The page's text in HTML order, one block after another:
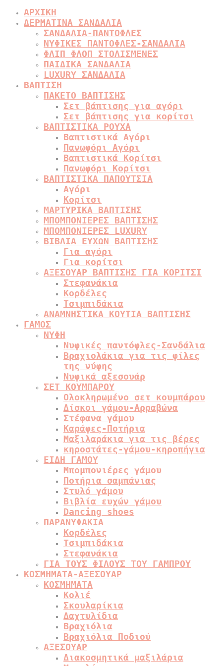
ΑΡΧΙΚΗ
ΔΕΡΜΑΤΙΝΑ ΣΑΝΔΑΛΙΑ
ΣΑΝΔΑΛΙΑ-ΠΑΝΤΟΦΛΕΣ
ΝΥΦΙΚΕΣ ΠΑΝΤΟΦΛΕΣ-ΣΑΝΔΑΛΙΑ
ΦΛΙΠ ΦΛΟΠ ΣΤΟΛΙΣΜΕΝΕΣ
ΠΑΙΔΙΚΑ ΣΑΝΔΑΛΙΑ
LUXURY ΣΑΝΔΑΛΙΑ
ΒΑΠΤΙΣΗ
ΠΑΚΕΤΟ ΒΑΠΤΙΣΗΣ
Σετ βάπτισης για αγόρι
Σετ βάπτισης για κορίτσι
ΒΑΠΤΙΣΤΙΚΑ ΡΟΥΧΑ
Βαπτιστικά Αγόρι
Πανωφόρι Αγόρι
Βαπτιστικά Κορίτσι
Πανωφόρι Κορίτσι
ΒΑΠΤΙΣΤΙΚΑ ΠΑΠΟΥΤΣΙΑ
Αγόρι
Κορίτσι
ΜΑΡΤΥΡΙΚΑ ΒΑΠΤΙΣΗΣ
ΜΠΟΜΠΟΝΙΕΡΕΣ ΒΑΠΤΙΣΗΣ
ΜΠΟΜΠΟΝΙΕΡΕΣ LUXURY
ΒΙΒΛΙΑ ΕΥΧΩΝ ΒΑΠΤΙΣΗΣ
Για αγόρι
Για κορίτσι
ΑΞΕΣΟΥΑΡ ΒΑΠΤΙΣΗΣ ΓΙΑ ΚΟΡΙΤΣΙ
Στεφανάκια
Κορδέλες
Τσιμπιδάκια
ΑΝΑΜΝΗΣΤΙΚΑ ΚΟΥΤΙΑ ΒΑΠΤΙΣΗΣ
ΓΑΜΟΣ
ΝΥΦΗ
Νυφικές παντόφλες-Σανδάλια
Βραχιολάκια για τις φίλες
της νύφης
Νυφικά αξεσουάρ
ΣΕΤ ΚΟΥΜΠΑΡΟΥ
Ολοκληρωμένο σετ κουμπάρου
Δίσκοι γάμου-Αρραβώνα
Στέφανα γάμου
Καράφες-Ποτήρια
Μαξιλαράκια για τις βέρες
κηροστάτες-γάμου-κηροπήγια
ΕΙΔΗ ΓΑΜΟΥ
Μπομπονιέρες γάμου
Ποτήρια σαμπάνιας
Στυλό γάμου
Βιβλία ευχών γάμου
Dancing shoes
ΠΑΡΑΝΥΦΑΚΙΑ
Κορδέλες
Τσιμπιδάκια
Στεφανάκια
ΓΙΑ ΤΟΥΣ ΦΙΛΟΥΣ ΤΟΥ ΓΑΜΠΡΟΥ
ΚΟΣΜΗΜΑΤΑ-ΑΞΕΣΟΥΑΡ
ΚΟΣΜΗΜΑΤΑ
Κολιέ
Σκουλαρίκια
Δαχτυλίδια
Βραχιόλια
Βραχιόλια Ποδιού
ΑΞΕΣΟΥΑΡ
Διακοσμητικά μαξιλάρια